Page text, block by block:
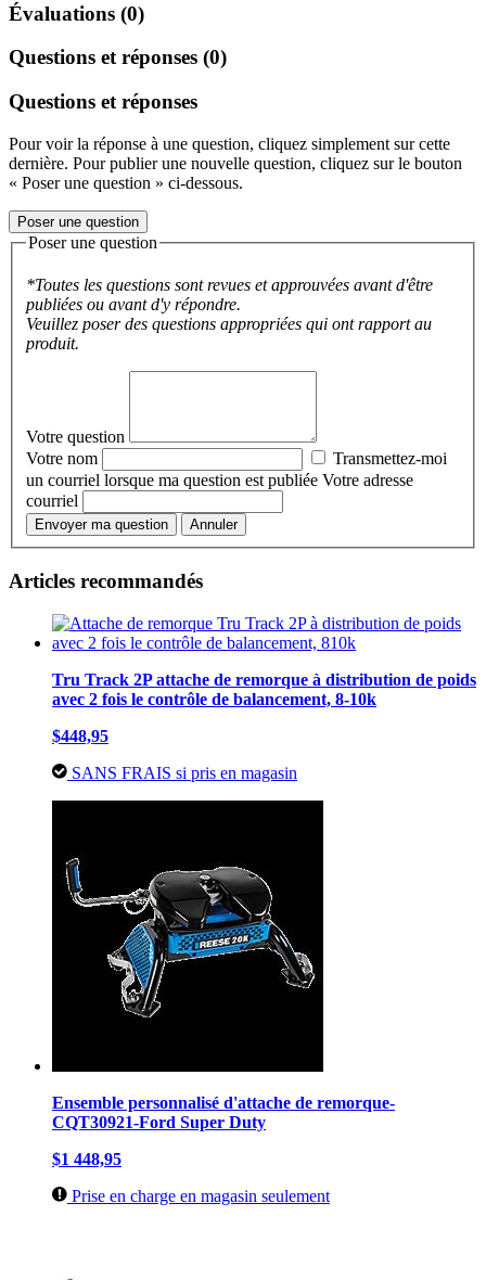
Évaluations (0)
Questions et réponses (0)
Questions et réponses
Pour voir la réponse à une question, cliquez simplement sur cette
dernière. Pour publier une nouvelle question, cliquez sur le bouton
« Poser une question » ci-dessous.
Poser une question
Poser une question
*Toutes les questions sont revues et approuvées avant d'être
publiées ou avant d'y répondre.
Veuillez poser des questions appropriées qui ont rapport au
produit.
Votre question
Votre nom
Transmettez-moi
un courriel lorsque ma question est publiée Votre adresse
courriel
Envoyer ma question Annuler
Articles recommandés
Tru Track 2P attache de remorque à distribution de poids
avec 2 fois le contrôle de balancement, 8-10k
$448,95
SANS FRAIS si pris en magasin
Ensemble personnalisé d'attache de remorque-
CQT30921-Ford Super Duty
$1 448,95
Prise en charge en magasin seulement